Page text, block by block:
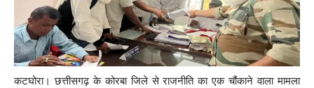
कटघोरा। छत्तीसगढ़ के कोरबा जिले से राजनीति का एक चौंकाने वाला मामला